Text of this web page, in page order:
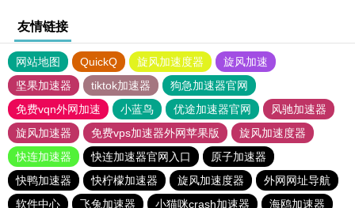
友情链接
网站地图 QuickQ 旋风加速度器
旋风加速
坚果加速器
tiktok加速器
狗急加速器官网
免费vqn外网加速
小蓝鸟 优途加速器官网
风驰加速器
旋风加速器
免费vps加速器外网苹果版
旋风加速度器
快连加速器
快连加速器官网入口
原子加速器
快鸭加速器
快柠檬加速器 旋风加速度器
外网网址导航
软件中心
飞兔加速器 小猫咪crash加速器
海鸥加速器